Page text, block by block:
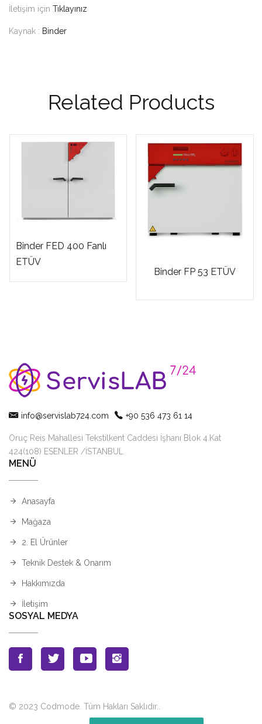
İletişim için Tıklayınız
Kaynak : Binder
Related Products
Binder FED 400 Fanlı
ETÜV
Binder FP 53 ETÜV
info@servislab724.com +90 536 473 61 14
Oruç Reis Mahallesi Tekstilkent Caddesi İşhanı Blok 4.Kat
424(108) ESENLER /İSTANBUL
MENÜ
Anasayfa
Mağaza
2. El Ürünler
Teknik Destek & Onarım
Hakkımızda
İletişim
SOSYAL MEDYA
© 2023 Codmode. Tüm Hakları Saklıdır.